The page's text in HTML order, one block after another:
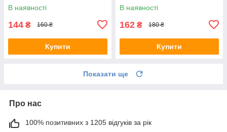
В наявності
144 ₴ 160 ₴
Купити
В наявності
162 ₴ 180 ₴
Купити
Показати ще
Про нас
100% позитивних з 1205 відгуків за рік